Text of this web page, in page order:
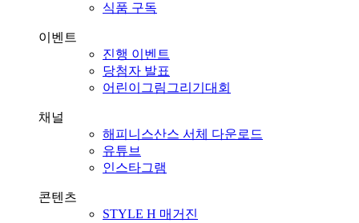
식품 구독
이벤트
진행 이벤트
당첨자 발표
어린이그림그리기대회
채널
해피니스산스 서체 다운로드
유튜브
인스타그램
콘텐츠
STYLE H 매거진